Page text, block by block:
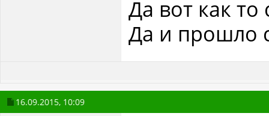
Да вот как
Да и прошло
16.09.2015, 10:09